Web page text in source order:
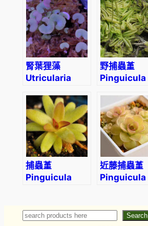
Queen”
腎葉狸藻
Utricularia
野捕蟲堇
Pinguicula
捕蟲堇
Pinguicula
近藤捕蟲堇
Pinguicula
Search Search